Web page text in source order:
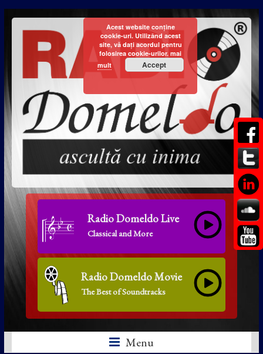
Radio Domeldo Live
Classical and More
Radio Domeldo Movie
The Best of Soundtracks
Menu
Acest website conține
cookie-uri. Utilizând acest
site, vă dați acordul pentru
folosirea cookie-urilor. mai
mult
Accept